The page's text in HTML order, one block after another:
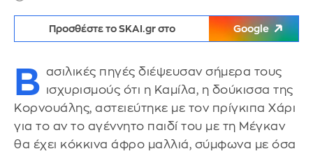
Προσθέστε το SKAI.gr στο Google
Β ασιλικές πηγές διέψευσαν σήμερα τους
ισχυρισμούς ότι η Καμίλα, η δούκισσα της
Κορνουάλης, αστειεύτηκε με τον πρίγκιπα Χάρι
για το αν το αγέννητο παιδί του με τη Μέγκαν
θα έχει κόκκινα άφρο μαλλιά, σύμφωνα με όσα